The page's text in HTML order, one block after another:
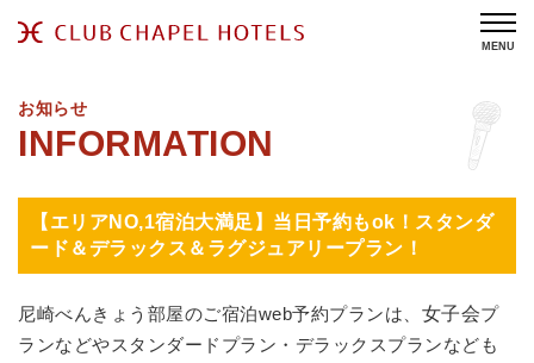
MENU
お知らせ
【エリアNO,1宿泊大満足】当日予約もok！スタンダ
ード＆デラックス＆ラグジュアリープラン！
尼崎べんきょう部屋のご宿泊web予約プランは、 女子会プ
ランなどやスタンダードプラン・デラックスプランなども